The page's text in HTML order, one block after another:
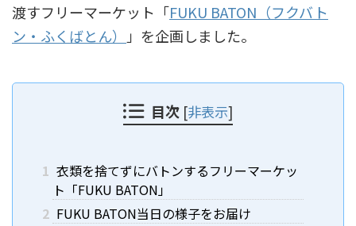
渡すフリーマーケット「FUKU BATON（フクバト
ン・ふくばとん）
」を企画しました。
目次 [非表示]
1 衣類を捨てずにバトンするフリーマーケッ
ト「FUKU BATON」
2 FUKU BATON当日の様子をお届け